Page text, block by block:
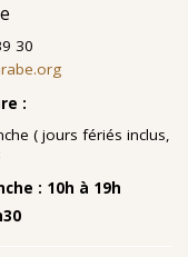
30
:
( jours fériés inclus,
: 10h à 19h